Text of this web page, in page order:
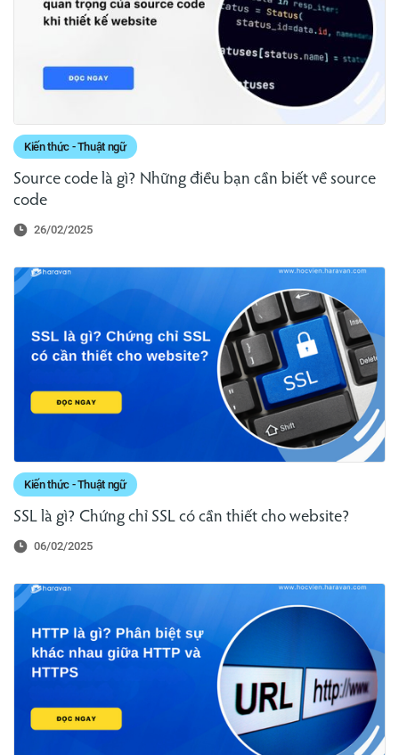
Kiến thức - Thuật ngữ
Source code là gì? Những điều bạn cần biết về source
code
26/02/2025
Kiến thức - Thuật ngữ
SSL là gì? Chứng chỉ SSL có cần thiết cho website?
06/02/2025